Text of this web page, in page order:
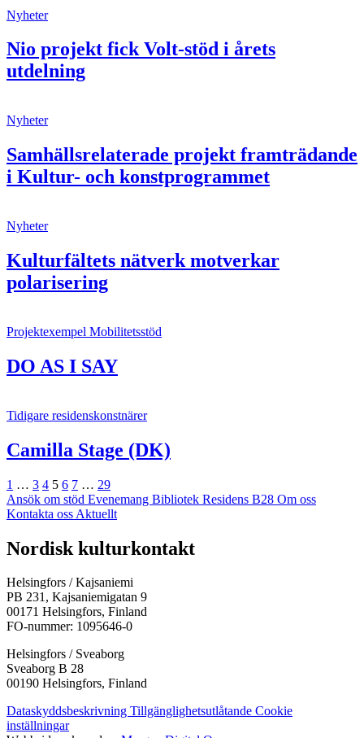
Nyheter
Nio projekt fick Volt-stöd i årets
utdelning
Nyheter
Samhällsrelaterade projekt framträdande
i Kultur- och konstprogrammet
Nyheter
Kulturfältets nätverk motverkar
polarisering
Projektexempel Mobilitetsstöd
DO AS I SAY
Tidigare residenskonstnärer
Camilla Stage (DK)
Föregående
Sida
1 … Sida
3 Sida
4 Sida
5 Sida
6 Sida
7 … Sida
29Nästa
Ansök om stöd Evenemang Bibliotek Residens B28 Om oss
Kontakta oss Aktuellt
Facebook:
Öppnas
en
ny
flik
Instagram:
Öppnas
en
ny
flik
TikTok:
Öppnas
en
ny
flik
Youtube:
Öppnas
en
ny
flik
Vimeo:
Öppnas
en
ny
flik
Nordisk kulturkontakt
Helsingfors / Kajsaniemi
PB 231, Kajsaniemigatan 9
00171 Helsingfors, Finland
FO-nummer: 1095646-0
Helsingfors / Sveaborg
Sveaborg B 28
00190 Helsingfors, Finland
Dataskyddsbeskrivning Tillgänglighetsutlåtande Cookie
inställningar